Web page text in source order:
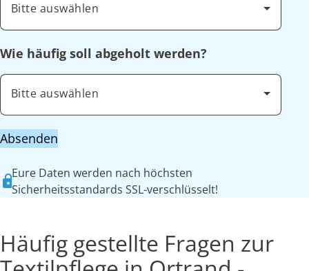
Bitte auswählen
Wie häufig soll abgeholt werden?
Bitte auswählen
Absenden
Eure Daten werden nach höchsten
Sicherheitsstandards SSL-verschlüsselt!
Häufig gestellte Fragen zur